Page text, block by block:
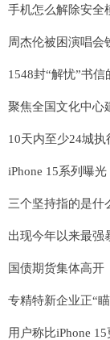
手机怎么解除安全
周杰伦被困演唱会
聚焦全国文化中心
10天内至少24城
iPhone 15系列曝
三个坚持指的是什
国债期货集体高开
专精特新企业正“
用户称比iPhone